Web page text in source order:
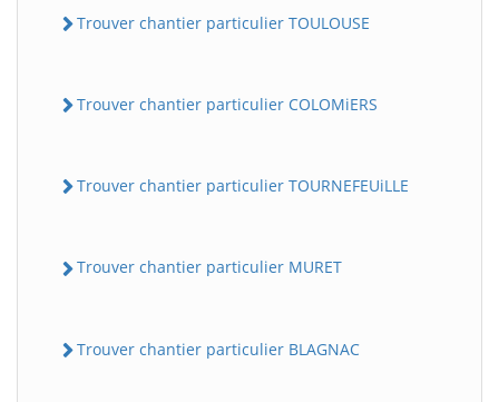
Trouver chantier particulier TOULOUSE
Trouver chantier particulier COLOMiERS
Trouver chantier particulier TOURNEFEUiLLE
Trouver chantier particulier MURET
Trouver chantier particulier BLAGNAC